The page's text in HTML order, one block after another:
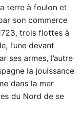
terre à foulon et
son commerce
trois flottes à
l’une devant
ses armes, l’autre
la jouissance
dans la mer
du Nord de se